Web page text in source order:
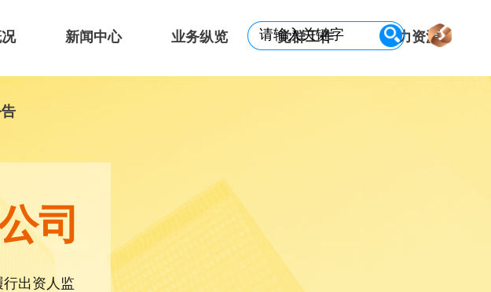
新闻中心 业务纵览 党群工作 人力资源
司
出资人监